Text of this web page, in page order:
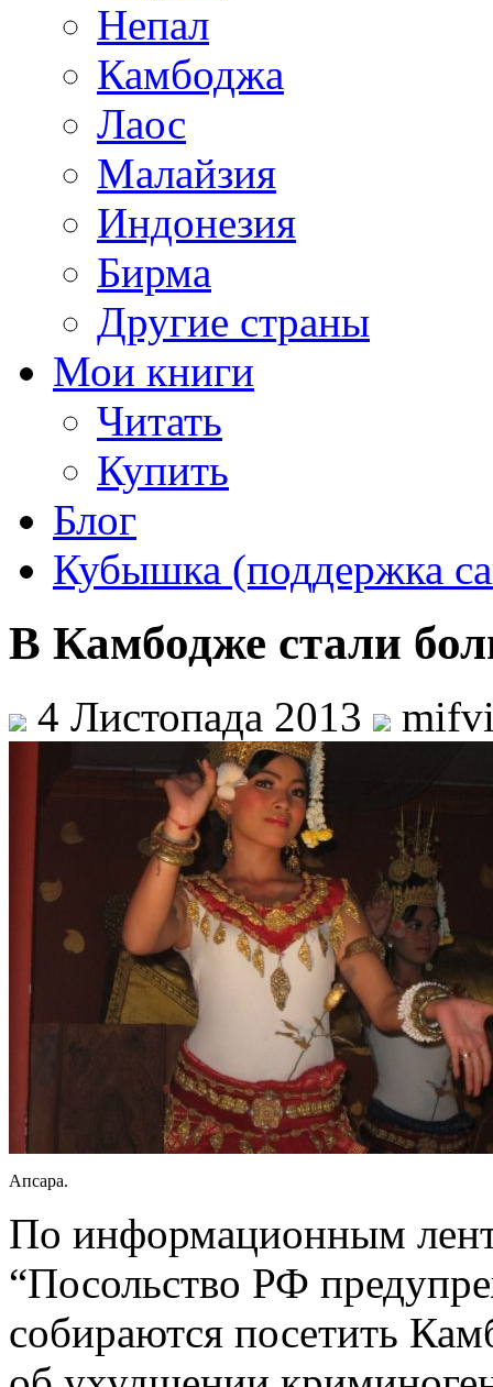
Непал
Камбоджа
Лаос
Малайзия
Индонезия
Бирма
Другие страны
Мои книги
Читать
Купить
Блог
Кубышка (поддержка
В Камбодже стали
4 Листопада 2013
Апсара.
По информационным
“Посольство РФ
собираются посетить